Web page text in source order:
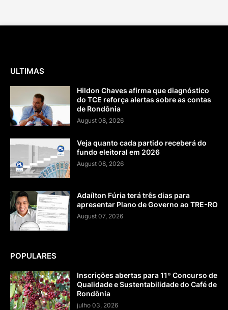
ULTIMAS
Hildon Chaves afirma que diagnóstico
do TCE reforça alertas sobre as contas
de Rondônia
August 08, 2026
Veja quanto cada partido receberá do
fundo eleitoral em 2026
August 08, 2026
Adaílton Fúria terá três dias para
apresentar Plano de Governo ao TRE-RO
August 07, 2026
POPULARES
Inscrições abertas para 11º Concurso de
Qualidade e Sustentabilidade do Café de
Rondônia
julho 03, 2026